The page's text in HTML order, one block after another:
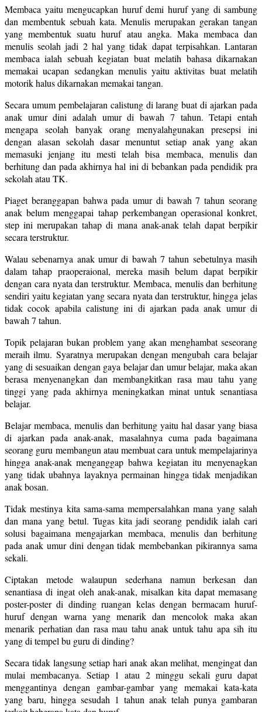
Membaca yaitu mengucapkan huruf demi huruf yang di sambung
dan membentuk sebuah kata. Menulis merupakan gerakan tangan
yang membentuk suatu huruf atau angka. Maka membaca dan
menulis seolah jadi 2 hal yang tidak dapat terpisahkan. Lantaran
membaca ialah sebuah kegiatan buat melatih bahasa dikarnakan
memakai ucapan sedangkan menulis yaitu aktivitas buat melatih
motorik halus dikarnakan memakai tangan.
Secara umum pembelajaran calistung di larang buat di ajarkan pada
anak umur dini adalah umur di bawah 7 tahun. Tetapi entah
mengapa seolah banyak orang menyalahgunakan presepsi ini
dengan alasan sekolah dasar menuntut setiap anak yang akan
memasuki jenjang itu mesti telah bisa membaca, menulis dan
berhitung dan pada akhirnya hal ini di bebankan pada pendidik pra
sekolah atau TK.
Piaget beranggapan bahwa pada umur di bawah 7 tahun seorang
anak belum menggapai tahap perkembangan operasional konkret,
step ini merupakan tahap di mana anak-anak telah dapat berpikir
secara terstruktur.
Walau sebenarnya anak umur di bawah 7 tahun sebetulnya masih
dalam tahap praoperaional, mereka masih belum dapat berpikir
dengan cara nyata dan terstruktur. Membaca, menulis dan berhitung
sendiri yaitu kegiatan yang secara nyata dan terstruktur, hingga jelas
tidak cocok apabila calistung ini di ajarkan pada anak umur di
bawah 7 tahun.
Topik pelajaran bukan problem yang akan menghambat seseorang
meraih ilmu. Syaratnya merupakan dengan mengubah cara belajar
yang di sesuaikan dengan gaya belajar dan umur belajar, maka akan
berasa menyenangkan dan membangkitkan rasa mau tahu yang
tinggi yang pada akhirnya meningkatkan minat untuk senantiasa
belajar.
Belajar membaca, menulis dan berhitung yaitu hal dasar yang biasa
di ajarkan pada anak-anak, masalahnya cuma pada bagaimana
seorang guru membangun atau membuat cara untuk mempelajarinya
hingga anak-anak menganggap bahwa kegiatan itu menyenagkan
yang tidak ubahnya layaknya permainan hingga tidak menjadikan
anak bosan.
Tidak mestinya kita sama-sama mempersalahkan mana yang salah
dan mana yang betul. Tugas kita jadi seorang pendidik ialah cari
solusi bagaimana mengajarkan membaca, menulis dan berhitung
pada anak umur dini dengan tidak membebankan pikirannya sama
sekali.
Ciptakan metode walaupun sederhana namun berkesan dan
senantiasa di ingat oleh anak-anak, misalkan kita dapat memasang
poster-poster di dinding ruangan kelas dengan bermacam huruf-
huruf dengan warna yang menarik dan mencolok maka akan
menarik perhatian dan rasa mau tahu anak untuk tahu apa sih itu
yang di tempel bu guru di dinding?
Secara tidak langsung setiap hari anak akan melihat, mengingat dan
mulai membacanya. Setiap 1 atau 2 minggu sekali guru dapat
menggantinya dengan gambar-gambar yang memakai kata-kata
yang baru, hingga sesudah 1 tahun anak telah punya gambaran